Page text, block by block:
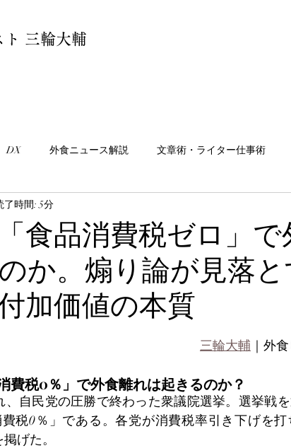
ト 三輪大輔
DX 外食ニュース解説 文章術・ライター仕事術
／コラム
食品消費税ゼロ」で
か。煽り論が見落
加価値の本質
了時間: 5分
三輪大輔 ｜外
費税0％」で外食離れは起きるのか？
、自民党の圧勝で終わった衆議院選挙。選挙戦
税0％」である。各党が消費税率引き下げを
げた。